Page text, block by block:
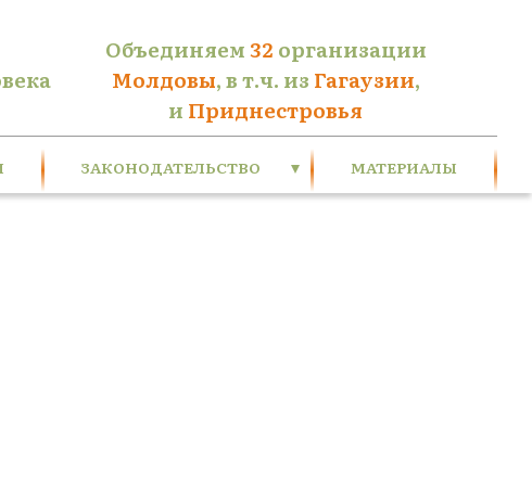
Объединяем32 организации
Молдовы, в т.ч. из Гагаузии,
и Приднестровья
ЗАКОНОДАТЕЛЬСТВО МАТЕРИАЛЫ